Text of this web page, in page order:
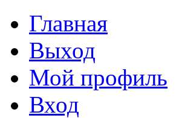
Главная
Выход
Мой профиль
Вход